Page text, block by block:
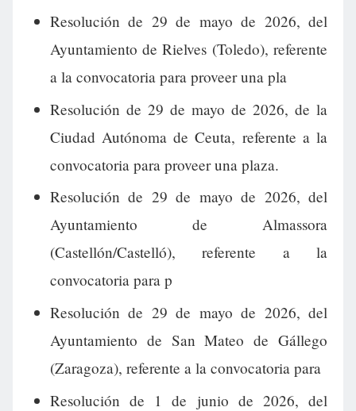
Resolución de 29 de mayo de 2026, del
Ayuntamiento de Rielves (Toledo), referente
a la convocatoria para proveer una pla
Resolución de 29 de mayo de 2026, de la
Ciudad Autónoma de Ceuta, referente a la
convocatoria para proveer una plaza.
Resolución de 29 de mayo de 2026, del
Ayuntamiento de Almassora
(Castellón/Castelló), referente a la
convocatoria para p
Resolución de 29 de mayo de 2026, del
Ayuntamiento de San Mateo de Gállego
(Zaragoza), referente a la convocatoria para
Resolución de 1 de junio de 2026, del